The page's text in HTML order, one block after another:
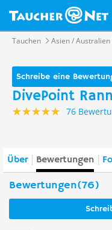
Tauchen Asien / Australien
Schreibe eine
DivePoint
76
Über Bewertungen
Bewertungen(76)